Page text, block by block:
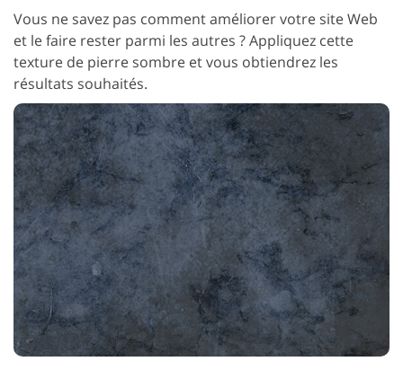
Vous ne savez pas comment améliorer votre site Web
et le faire rester parmi les autres ? Appliquez cette
texture de pierre sombre et vous obtiendrez les
résultats souhaités.